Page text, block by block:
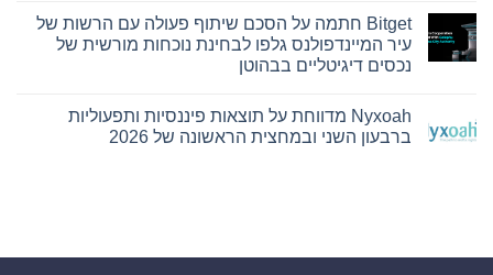
בהסכם
שיווק
והפניית
לקוחות
המסחר
בזהב
עם
השקת
על
Corpay
Cross-
Border
המט"ח
הרשמית
של
Bitget חתמה על הסכם שיתוף פעולה עם הרשות של
עיר המיינדפולנס גלפו לבחינת נוכחות מורשית של
נכסים דיגיטליים בבהוטן
על
Bitget
חתמה
עיר
Nyxoah מדווחת על תוצאות פיננסיות ותפעוליות
ברבעון השני ובמחצית הראשונה של 2026
פיננסיות